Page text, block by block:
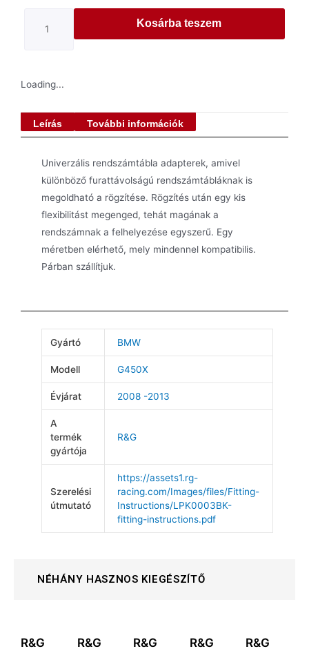
Kosárba teszem
Loading...
Leírás További információk
Univerzális rendszámtábla adapterek, amivel
különböző furattávolságú rendszámtábláknak is
megoldható a rögzítése. Rögzítés után egy kis
flexibilitást megenged, tehát magának a
rendszámnak a felhelyezése egyszerű. Egy
méretben elérhető, mely mindennel kompatibilis.
Párban szállítjuk.
Gyártó BMW
Modell G450X
Évjárat 2008 -2013
A
termék
gyártója
R&G
Szerelési
útmutató
https://assets1.rg-
racing.com/Images/files/Fitting-
Instructions/LPK0003BK-
fitting-instructions.pdf
NÉHÁNY HASZNOS KIEGÉSZÍTŐ
R&G
R&G
R&G
R&G
R&G